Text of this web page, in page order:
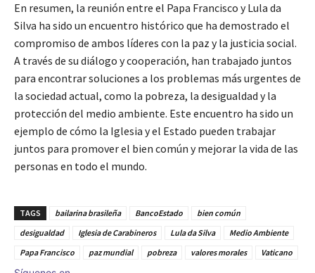
En resumen, la reunión entre el Papa Francisco y Lula da
Silva ha sido un encuentro histórico que ha demostrado el
compromiso de ambos líderes con la paz y la justicia social.
A través de su diálogo y cooperación, han trabajado juntos
para encontrar soluciones a los problemas más urgentes de
la sociedad actual, como la pobreza, la desigualdad y la
protección del medio ambiente. Este encuentro ha sido un
ejemplo de cómo la Iglesia y el Estado pueden trabajar
juntos para promover el bien común y mejorar la vida de las
personas en todo el mundo.
TAGS bailarina brasileña BancoEstado
bien común
desigualdad
Iglesia de Carabineros Lula da Silva
Medio Ambiente
Papa Francisco
paz mundial pobreza valores morales Vaticano